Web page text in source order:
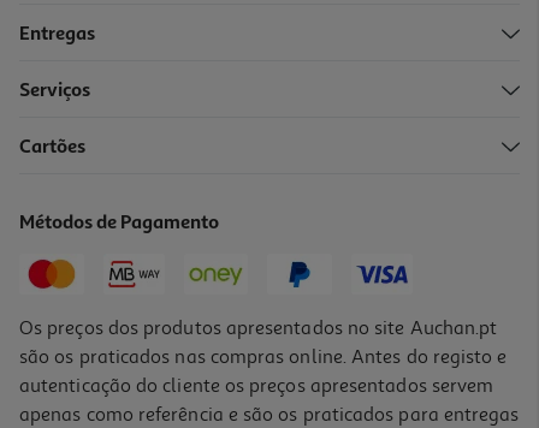
Entregas
Serviços
Cartões
Métodos de Pagamento
Os preços dos produtos apresentados no site Auchan.pt
são os praticados nas compras online. Antes do registo e
autenticação do cliente os preços apresentados servem
apenas como referência e são os praticados para entregas